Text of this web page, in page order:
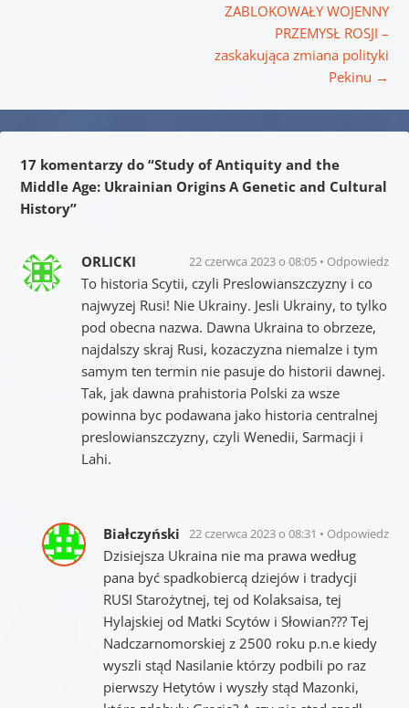
ZABLOKOWAŁY WOJENNY
PRZEMYSŁ ROSJI –
zaskakująca zmiana polityki
Pekinu →
17 komentarzy do “Study of Antiquity and the
Middle Age: Ukrainian Origins A Genetic and Cultural
History”
ORLICKI 22 czerwca 2023 o 08:05 Odpowiedz
To historia Scytii, czyli Preslowianszczyzny i co
najwyzej Rusi! Nie Ukrainy. Jesli Ukrainy, to tylko
pod obecna nazwa. Dawna Ukraina to obrzeze,
najdalszy skraj Rusi, kozaczyzna niemalze i tym
samym ten termin nie pasuje do historii dawnej.
Tak, jak dawna prahistoria Polski za wsze
powinna byc podawana jako historia centralnej
preslowianszczyzny, czyli Wenedii, Sarmacji i
Lahi.
Białczyński 22 czerwca 2023 o 08:31 Odpowiedz
Dzisiejsza Ukraina nie ma prawa według
pana być spadkobiercą dziejów i tradycji
RUSI Starożytnej, tej od Kolaksaisa, tej
Hylajskiej od Matki Scytów i Słowian??? Tej
Nadczarnomorskiej z 2500 roku p.n.e kiedy
wyszli stąd Nasilanie którzy podbili po raz
pierwszy Hetytów i wyszły stąd Mazonki,